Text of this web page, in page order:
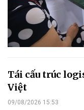
Tái cấu trúc
Việt
09/08/2026 15:53